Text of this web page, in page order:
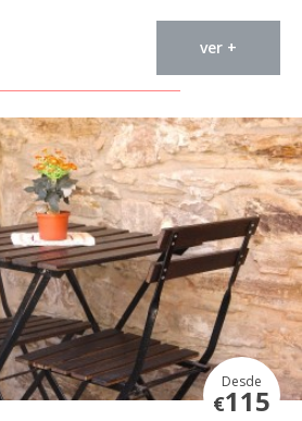
ver +
Desde
€115